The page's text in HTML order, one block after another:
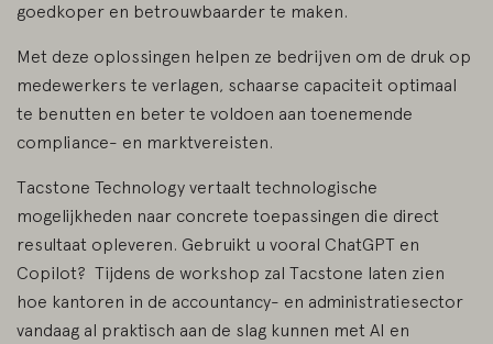
goedkoper en betrouwbaarder te maken.
Met deze oplossingen helpen ze bedrijven om de druk op
medewerkers te verlagen, schaarse capaciteit optimaal
te benutten en beter te voldoen aan toenemende
compliance- en marktvereisten.
Tacstone Technology vertaalt technologische
mogelijkheden naar concrete toepassingen die direct
resultaat opleveren. Gebruikt u vooral ChatGPT en
Copilot? Tijdens de workshop zal Tacstone laten zien
hoe kantoren in de accountancy- en administratiesector
vandaag al praktisch aan de slag kunnen met AI en